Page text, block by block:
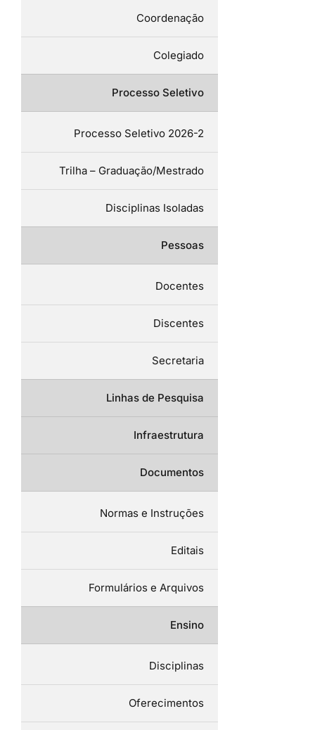
Coordenação
Colegiado
Processo Seletivo
Processo Seletivo 2026-2
Trilha – Graduação/Mestrado
Disciplinas Isoladas
Pessoas
Docentes
Discentes
Secretaria
Linhas de Pesquisa
Infraestrutura
Documentos
Normas e Instruções
Editais
Formulários e Arquivos
Ensino
Disciplinas
Oferecimentos